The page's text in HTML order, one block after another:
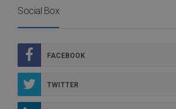
Social Box
FACEBOOK
TWITTER